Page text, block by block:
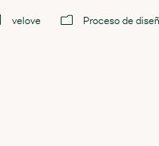
velove Proceso de